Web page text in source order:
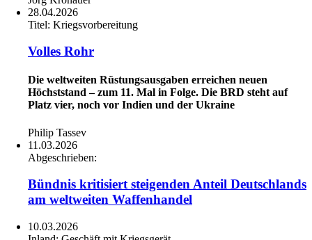
28.04.2026
Titel: Kriegsvorbereitung
Volles Rohr
Die weltweiten Rüstungsausgaben erreichen neuen
Höchststand – zum 11. Mal in Folge. Die BRD steht auf
Platz vier, noch vor Indien und der Ukraine
Philip Tassev
11.03.2026
Abgeschrieben:
Bündnis kritisiert steigenden Anteil Deutschlands
am weltweiten Waffenhandel
10.03.2026